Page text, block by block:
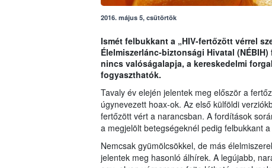
2016. május 5, csütörtök
Ismét felbukkant a „HIV-fertőzött vérrel
Élelmiszerlánc-biztonsági Hivatal
nincs valóságalapja, a kereskedelmi
fogyaszthatók.
Tavaly év elején jelentek meg először a
úgynevezett hoax-ok. Az első külföldi
fertőzött vért a narancsban. A fordítások
a megjelölt betegségeknél pedig felbukkant
Nemcsak gyümölcsökkel, de más
jelentek meg hasonló álhírek. A legújabb,